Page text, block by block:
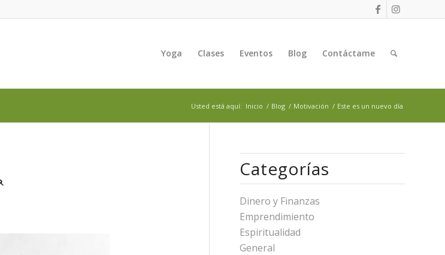
Yoga Clases Eventos Blog Contáctame
Usted está aquí: Inicio / Blog / Motivación / Este es un nuevo día
Categorías
Dinero y Finanzas
Emprendimiento
Espiritualidad
General